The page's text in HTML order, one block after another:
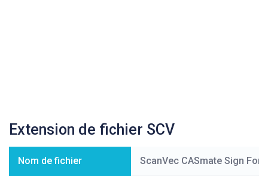
Extension de fichier SCV
Nom de fichier ScanVec CASmate Sign